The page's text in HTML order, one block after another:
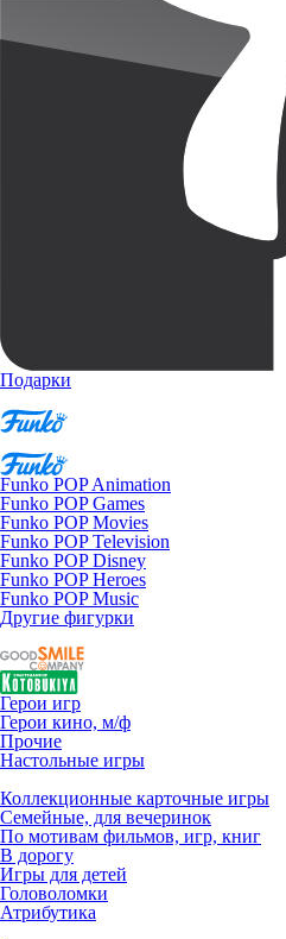
Подарки
Funko POP Animation
Funko POP Games
Funko POP Movies
Funko POP Television
Funko POP Disney
Funko POP Heroes
Funko POP Music
Другие фигурки
Герои игр
Герои кино, м/ф
Прочие
Настольные игры
Коллекционные карточные игры
Семейные, для вечеринок
По мотивам фильмов, игр, книг
В дорогу
Игры для детей
Головоломки
Атрибутика